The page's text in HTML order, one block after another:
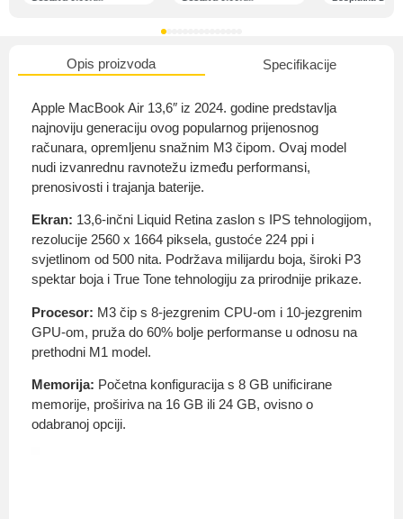
Opis proizvoda Specifikacije
Apple MacBook Air 13,6″ iz 2024. godine predstavlja
najnoviju generaciju ovog popularnog prijenosnog
računara, opremljenu snažnim M3 čipom. Ovaj model
nudi izvanrednu ravnotežu između performansi,
prenosivosti i trajanja baterije.
Ekran: 13,6-inčni Liquid Retina zaslon s IPS tehnologijom,
rezolucije 2560 x 1664 piksela, gustoće 224 ppi i
svjetlinom od 500 nita. Podržava milijardu boja, široki P3
spektar boja i True Tone tehnologiju za prirodnije prikaze.
Procesor: M3 čip s 8-jezgrenim CPU-om i 10-jezgrenim
GPU-om, pruža do 60% bolje performanse u odnosu na
prethodni M1 model.
Memorija: Početna konfiguracija s 8 GB unificirane
memorije, proširiva na 16 GB ili 24 GB, ovisno o
odabranoj opciji.
O nama
Privatnost kupca
Uvjeti i odredbe